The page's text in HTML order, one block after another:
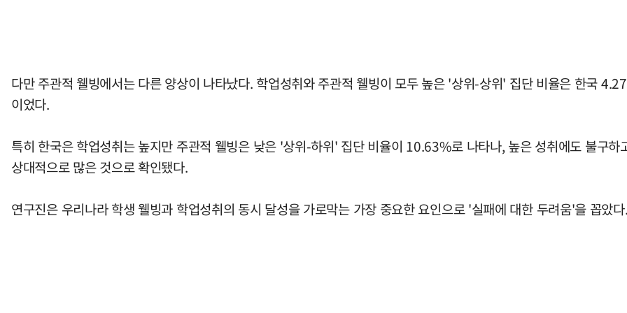
다만 주관적 웰빙에서는 다른 양상이 나타났다. 학업성취와 주관적 웰빙이 모두 높은 '상위-상위' 집단 비율은 한국
이었다.
특히 한국은 학업성취는 높지만 주관적 웰빙은 낮은 '상위-하위' 집단 비율이 10.63%로 나타나, 높은 성취에도 불구
상대적으로 많은 것으로 확인됐다.
연구진은 우리나라 학생 웰빙과 학업성취의 동시 달성을 가로막는 가장 중요한 요인으로 '실패에 대한 두려움'을 꼽았